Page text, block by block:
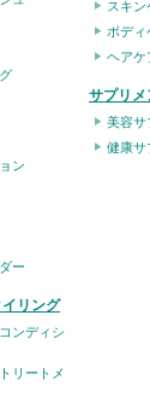
ン
ー
リング
ンディシ
リートメ
スキン
ボディ
ヘアケ
サプリメ
美容サ
健康サ